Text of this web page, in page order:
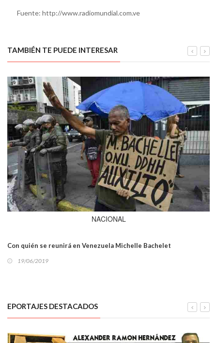
Fuente: http://www.radiomundial.com.ve
TAMBIÉN TE PUEDE INTERESAR
NACIONAL
Con quién se reunirá en Venezuela Michelle Bachelet
19/06/2019
EPORTAJES DESTACADOS